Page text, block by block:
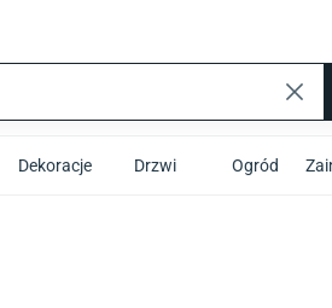
Dekoracje Drzwi Ogród